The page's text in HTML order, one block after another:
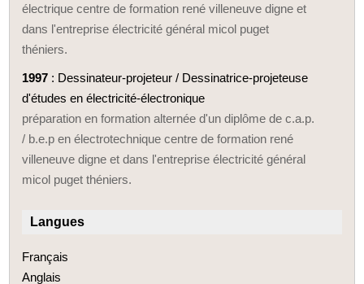
électrique centre de formation rené villeneuve digne et
dans l'entreprise électricité général micol puget
théniers.
1997 : Dessinateur-projeteur / Dessinatrice-projeteuse
d'études en électricité-électronique
préparation en formation alternée d'un diplôme de c.a.p.
/ b.e.p en électrotechnique centre de formation rené
villeneuve digne et dans l'entreprise électricité général
micol puget théniers.
Langues
Français
Anglais